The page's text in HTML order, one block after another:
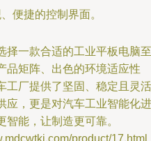
便捷的控制界面。
择一款合适的工业平板电脑至
品矩阵、出色的环境适应性
工厂提供了坚固、稳定且灵活
应，更是对汽车工业智能化进
能，让制造更可靠。
product/17.html